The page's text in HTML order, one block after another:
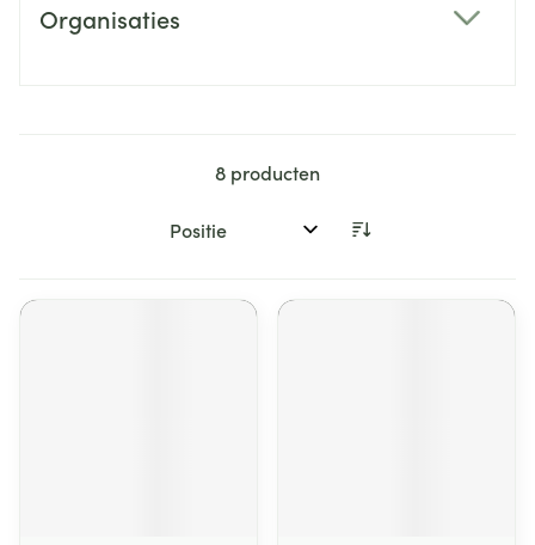
Organisaties
8 producten
Sorteer op: